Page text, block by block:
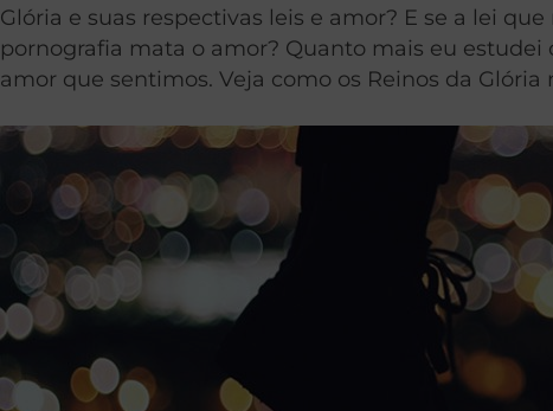
Glória e suas respectivas leis e amor? E se a lei
pornografia mata o amor? Quanto mais eu estudei
amor que sentimos. Veja como os Reinos da Glória